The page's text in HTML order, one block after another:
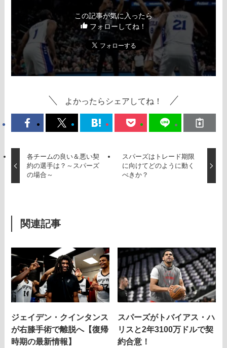
この記事が気に入ったら
フォローしてね！
よかったらシェアしてね！
各チームの良い＆悪い契
約の選手は？～スパーズ
の場合～
スパーズはトレード期限
に向けてどのように動く
べきか？
関連記事
ジェイデン・クインタンス
が右膝手術で離脱へ【復帰
時期の最新情報】
スパーズがトバイアス・ハ
リスと2年3100万ドルで契
約合意！